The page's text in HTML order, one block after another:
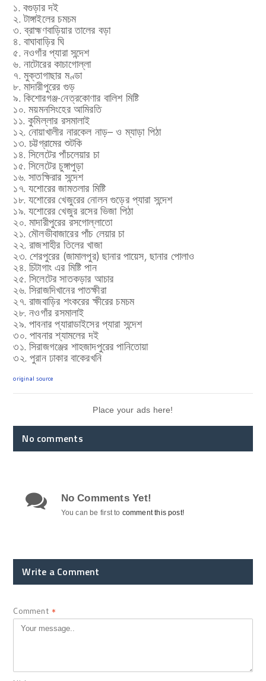
১. বগুড়ার দই
২. টাঙ্গাইলের চমচম
৩. ব্রাহ্মণবাড়িয়ার তালের বড়া
৪. বাঘাবাড়ির ঘি
৫. নওগাঁর প্যারা সন্দেশ
৬. নাটোরের কাচাগোল্লা
৭. মুক্তাগাছার মণ্ডা
৮. মাদারীপুরের গুড়
৯. কিশোরগঞ্জ-নেত্রকোণার বালিশ মিষ্টি
১০. ময়মনসিংহের আমিরতি
১১. কুমিল্লার রসমালাই
১২. নোয়াখালীর নারকেল নাড়– ও ম্যাড়া পিঠা
১৩. চট্টগ্রামের শুটকি
১৪. সিলেটের পাঁচলেয়ার চা
১৫. সিলেটের চুঙ্গাপুড়া
১৬. সাতক্ষিরার সন্দেশ
১৭. যশোরের জামতলার মিষ্টি
১৮. যশোরের খেজুরের নোলন গুড়ের প্যারা সন্দেশ
১৯. যশোরের খেজুর রসের ভিজা পিঠা
২০. মাদারীপুরের রসগোল্লাতো
২১. মৌলভীবাজারের পাঁচ লেয়ার চা
২২. রাজশাহীর তিলের খাজা
২৩. শেরপুরের (জামালপুর) ছানার পায়েস, ছানার পোলাও
২৪. চিটাগাং এর মিষ্টি পান
২৫. সিলেটের সাতকড়ার আচার
২৬. সিরাজদিখানের পাতক্ষীরা
২৭. রাজবাড়ির শংকরের ক্ষীরের চমচম
২৮. নওগাঁর রসমালাই
২৯. পাবনার প্যারাডাইসের প্যারা সন্দেশ
৩০. পাবনার শ্যামলের দই
৩১. সিরাজগঞ্জের শাহজাদপুরের পানিতোয়া
৩২. পুরান ঢাকার বাকেরখনি
original source
Place your ads here!
No comments
No Comments Yet!
You can be first to comment this post!
Write a Comment
Comment *